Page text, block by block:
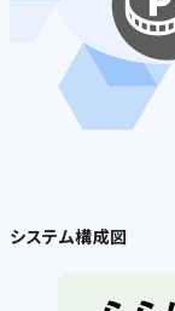
システム構成図